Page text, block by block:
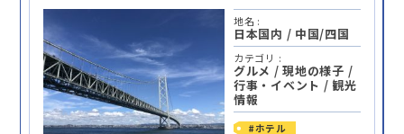
地名 :
日本国内 / 中国/四国
カテゴリ :
グルメ /現地の様子 /
行事・イベント / 観光
情報
#ホテル